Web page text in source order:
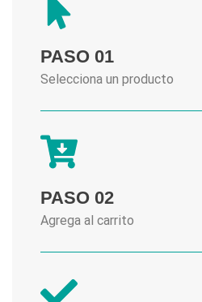
PASO 01
Selecciona un producto
PASO 02
Agrega al carrito